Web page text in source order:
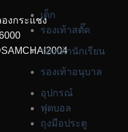
เด็ก
รองเท้าสตั๊ด
รองเท้านักเรียน
รองเท้าอนุบาล
อุปกรณ์
ฟุตบอล
ถุงมือประตู
งกระแชง